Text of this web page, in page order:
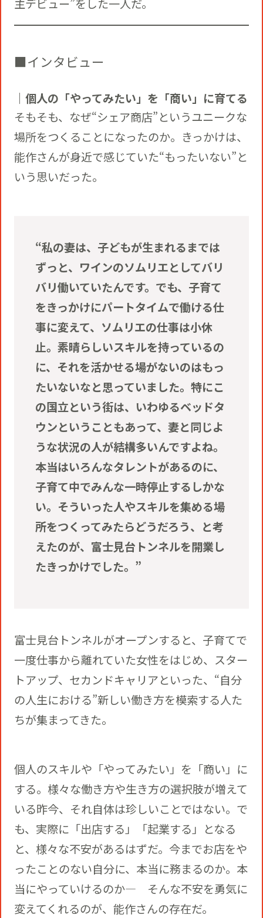
主デビュー”をした一人だ。
■インタビュー
｜個人の「やってみたい」を「商い」に育てる
そもそも、なぜ“シェア商店”というユニークな
場所をつくることになったのか。きっかけは、
能作さんが身近で感じていた“もったいない”と
いう思いだった。
“私の妻は、子どもが生まれるまでは
ずっと、ワインのソムリエとしてバリ
バリ働いていたんです。でも、子育て
をきっかけにパートタイムで働ける仕
事に変えて、ソムリエの仕事は小休
止。素晴らしいスキルを持っているの
に、それを活かせる場がないのはもっ
たいないなと思っていました。特にこ
の国立という街は、いわゆるベッドタ
ウンということもあって、妻と同じよ
うな状況の人が結構多いんですよね。
本当はいろんなタレントがあるのに、
子育て中でみんな一時停止するしかな
い。そういった人やスキルを集める場
所をつくってみたらどうだろう、と考
えたのが、富士見台トンネルを開業し
たきっかけでした。”
富士見台トンネルがオープンすると、子育てで
一度仕事から離れていた女性をはじめ、スター
トアップ、セカンドキャリアといった、“自分
の人生における”新しい働き方を模索する人た
ちが集まってきた。
個人のスキルや「やってみたい」を「商い」に
する。様々な働き方や生き方の選択肢が増えて
いる昨今、それ自体は珍しいことではない。で
も、実際に「出店する」「起業する」となる
と、様々な不安があるはずだ。今までお店をや
ったことのない自分に、本当に務まるのか。本
当にやっていけるのか― そんな不安を勇気に
変えてくれるのが、能作さんの存在だ。